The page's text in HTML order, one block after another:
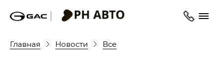
Главная Новости Все